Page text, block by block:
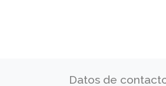
Datos de